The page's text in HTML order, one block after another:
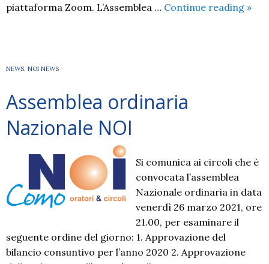
piattaforma Zoom. L’Assemblea … Continue reading »
NEWS, NOI NEWS
Assemblea ordinaria
Nazionale NOI
Si comunica ai circoli che è
convocata l’assemblea
Nazionale ordinaria in data
venerdì 26 marzo 2021, ore
21.00, per esaminare il
seguente ordine del giorno: 1. Approvazione del
bilancio consuntivo per l’anno 2020 2. Approvazione